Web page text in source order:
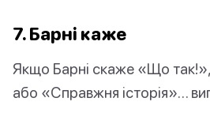
7. Барні каже
Якщо Барні скаже «Що
або «Справжня історія»…